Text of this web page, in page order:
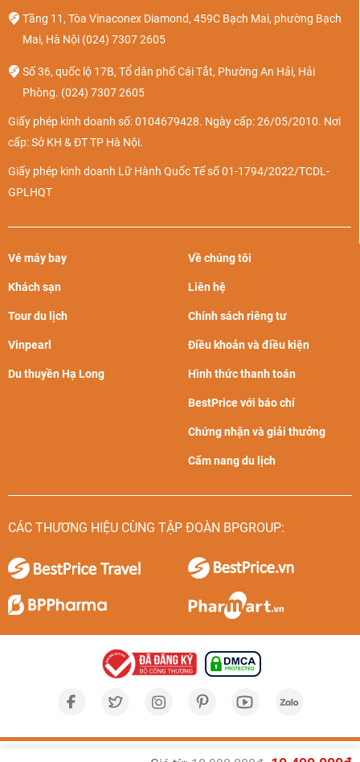
Tầng 11, Tòa Vinaconex Diamond, 459C Bạch Mai, phường Bạch
Mai, Hà Nội (024) 7307 2605
Số 36, quốc lộ 17B, Tổ dân phố Cái Tắt, Phường An Hải, Hải
Phòng. (024) 7307 2605
Giấy phép kinh doanh số: 0104679428. Ngày cấp: 26/05/2010. Nơi
cấp: Sở KH & ĐT TP Hà Nội.
Giấy phép kinh doanh Lữ Hành Quốc Tế số 01-1794/2022/TCDL-
GPLHQT
Vé máy bay
Khách sạn
Tour du lịch
Vinpearl
Du thuyền Hạ Long
Về chúng tôi
Liên hệ
Chính sách riêng tư
Điều khoản và điều kiện
Hình thức thanh toán
BestPrice với báo chí
Chứng nhận và giải thưởng
Cẩm nang du lịch
CÁC THƯƠNG HIỆU CÙNG TẬP ĐOÀN BPGROUP: